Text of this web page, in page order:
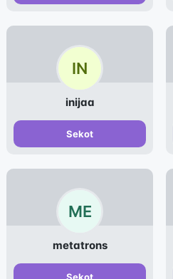
IN
inijaa
Sekot
ME
metatrons